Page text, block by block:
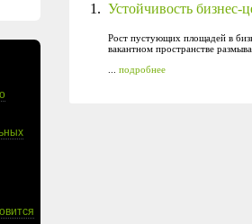
1. Устойчивость бизнес-
Рост пустующих площадей в
вакантном пространстве
подробнее